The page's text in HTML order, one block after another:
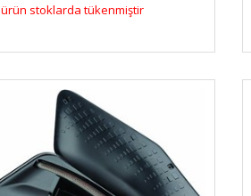
stoklarda tükenmiştir